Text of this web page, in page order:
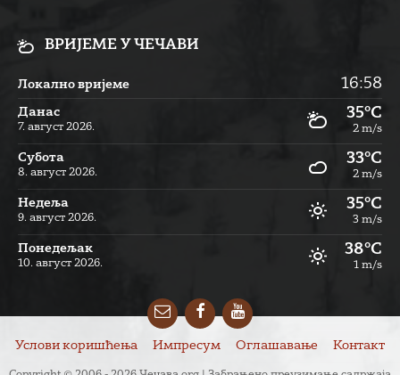
ВРИЈЕМЕ У ЧЕЧАВИ
Локално вријеме 16:58
Данас
7. август 2026.
35°C
2 m/s
Субота
8. август 2026.
33°C
2 m/s
Недеља
9. август 2026.
35°C
3 m/s
Понедељак
10. август 2026.
38°C
1 m/s
EmailFacebookYouTube
Услови коришћења Импресум Оглашавање Контакт